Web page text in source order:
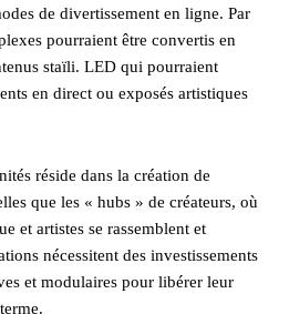
de divertissement en ligne. Par
pourraient être convertis en
staïli. LED qui pourraient
en direct ou exposés artistiques
réside dans la création de
que les « hubs » de créateurs, où
et artistes se rassemblent et
nécessitent des investissements
et modulaires pour libérer leur